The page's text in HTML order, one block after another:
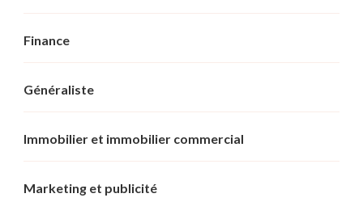
Finance
Généraliste
Immobilier et immobilier commercial
Marketing et publicité